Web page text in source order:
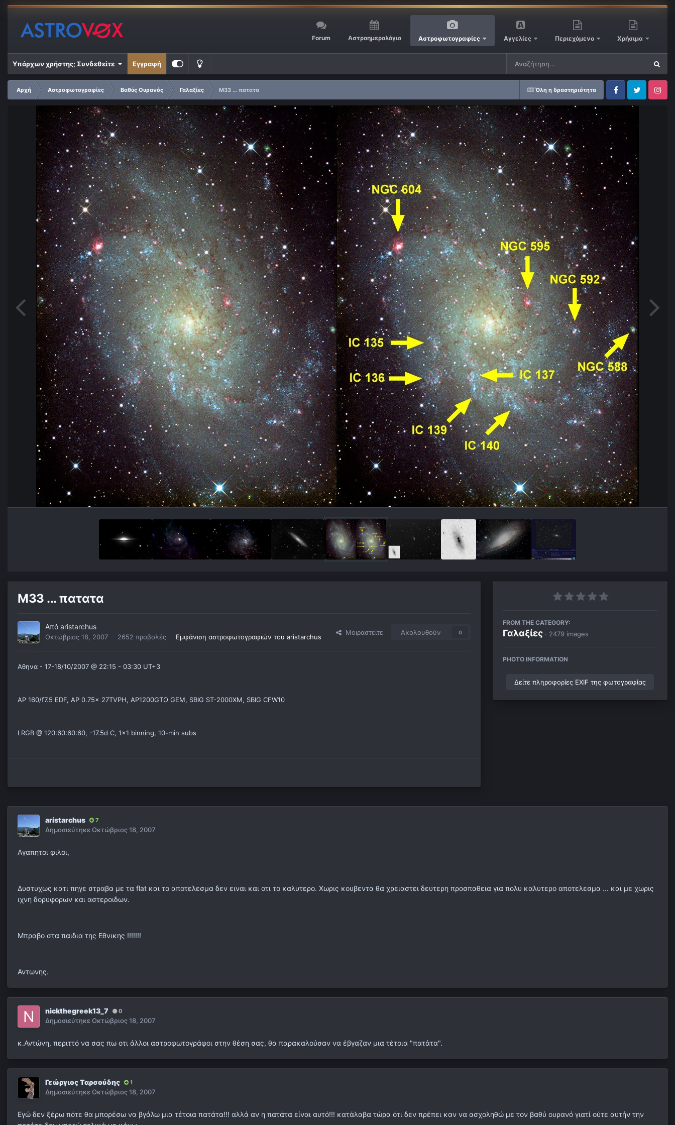
Forum Αστροημερολόγιο Αστροφωτογραφίες Αγγελίες Περιεχόμενο Χρήσιμα
Υπάρχων χρήστης; Συνδεθείτε Εγγραφή
Όλη η δραστηριότητα
Αρχή Αστροφωτογραφίες Βαθύς Ουρανός Γαλαξίες
M33 ... πατατα
FacebookTwitter Instagram
M33 ... πατατα
Από aristarchus
Οκτώβριος 18, 2007 2652 προβολές Εμφάνιση αστροφωτογραφιών του aristarchus
Μοιραστείτε Ακολουθούν 0
Αθηνα - 17-18/10/2007 @ 22:15 - 03:30 UT+3
AP 160/f7.5 EDF, AP 0.75x 27TVPH, AP1200GTO GEM, SBIG ST-2000XM, SBIG CFW10
LRGB @ 120:60:60:60, -17.5d C, 1x1 binning, 10-min subs
FROM THE CATEGORY:
Γαλαξίες · 2479 images
PHOTO INFORMATION
Δείτε πληροφορίες EXIF της φωτογραφίας
aristarchus 7
ΔημοσιεύτηκεΟκτώβριος 18, 2007
Αγαπητοι φιλοι,
Δυστυχως κατι πηγε στραβα με τα flat και το αποτελεσμα δεν ειναι και οτι το καλυτερο. Χωρις κουβεντα θα χρειαστει δευτερη προσπαθεια για πολυ καλυτερο αποτελεσμα ... και με χωρις
ιχνη δορυφορων και αστεροιδων.
Μπραβο στα παιδια της Εθνικης !!!!!!!
Αντωνης.
nickthegreek13_7 0
ΔημοσιεύτηκεΟκτώβριος 18, 2007
κ.Αντώνη, περιττό να σας πω οτι άλλοι αστροφωτογράφοι στην θέση σας, θα παρακαλούσαν να έβγαζαν μια τέτοια "πατάτα".
Γεώργιος Ταρσούδης 1
ΔημοσιεύτηκεΟκτώβριος 18, 2007
Εγώ δεν ξέρω πότε θα μπορέσω να βγάλω μια τέτοια πατάτα!!! αλλά αν η πατάτα είναι αυτό!!! κατάλαβα τώρα ότι δεν πρέπει καν να ασχοληθώ με τον βαθύ ουρανό γιατί ούτε αυτήν την